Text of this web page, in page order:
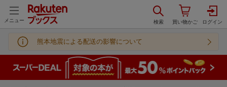
メニュー
熊本地震による配送の影響について